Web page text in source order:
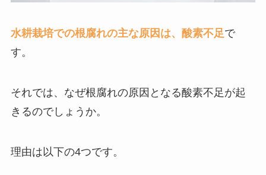
水耕栽培での根腐れの主な原因は、酸素不足で
す。
それでは、なぜ根腐れの原因となる酸素不足が起
きるのでしょうか。
理由は以下の4つです。